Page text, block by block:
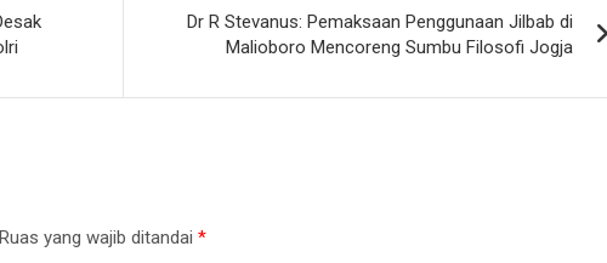
Dr R Stevanus: Pemaksaan Penggunaan Jilbab di
Malioboro Mencoreng Sumbu Filosofi Jogja
Ruas yang wajib ditandai *